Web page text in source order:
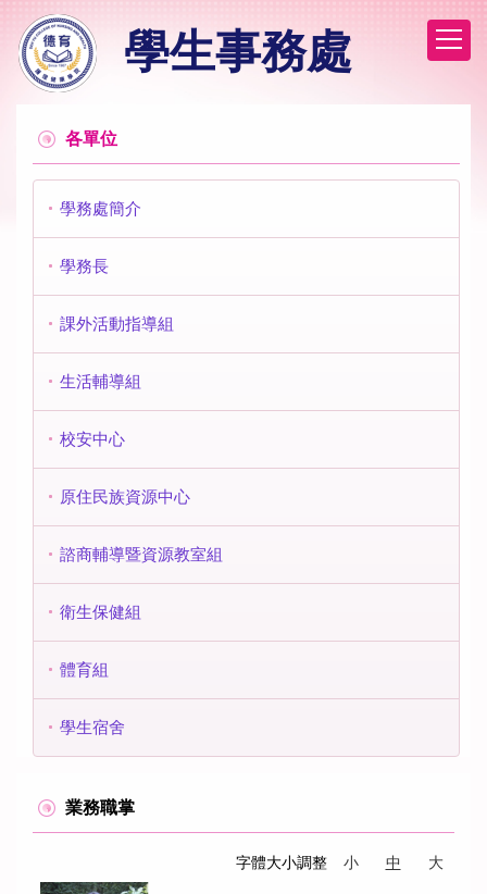
到
主
學生事務處
各單位
學務處簡介
學務長
課外活動指導組
生活輔導組
校安中心
原住民族資源中心
諮商輔導暨資源教室組
衛生保健組
體育組
學生宿舍
業務職掌
字體大小調整 小 中 大